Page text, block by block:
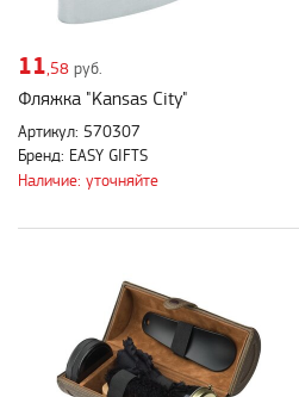
11 ,58 руб.
Фляжка "Kansas City"
Артикул: 570307
Бренд: EASY GIFTS
Наличие: уточняйте